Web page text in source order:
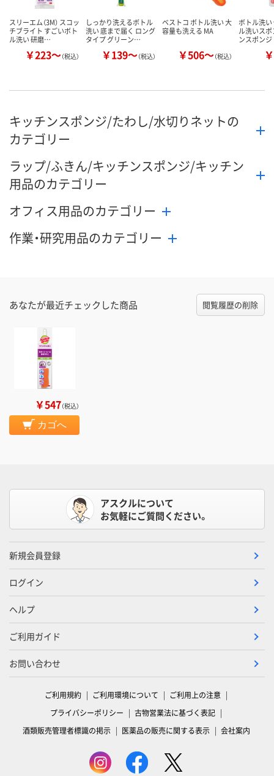
スリーエム（3M） スコッ
チブライト すごいボト
ル洗い 研磨…
￥223～（税込）
しっかり洗えるボトル
洗い 底まで届く ロング
タイプ グリーン…
￥139～（税込）
ベストコ ボトル洗い 大
容量も洗える MA
￥506～（税込）
ボトル洗い
ル洗いス
ンスポン
キッチンスポンジ/たわし/水切りネットの
カテゴリー
ラップ/ふきん/キッチンスポンジ/キッチン
用品のカテゴリー
オフィス用品のカテゴリー
作業・研究用品のカテゴリー
あなたが最近チェックした商品 閲覧履歴の削除
￥547（税込）
カゴへ
アスクルについて
お気軽にご質問ください。
新規会員登録
ログイン
ヘルプ
ご利用ガイド
お問い合わせ
ご利用規約 ご利用環境について
ご利用上の注意
プライバシーポリシー
古物営業法に基づく表記
酒類販売管理者標識の掲示
医薬品の販売に関する表示 会社案内